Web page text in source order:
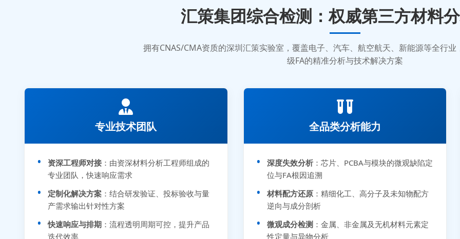
汇策集团综合检测：权威第三方材料
拥有CNAS/CMA资质的深圳汇策实验室，覆盖电子、汽车、航空航天、新能源等全行
级FA的精准分析与技术解决方案
专业技术团队
资深工程师对接 ：由资深材料分析工程师组成的
专业团队，快速响应需求
定制化解决方案 ：结合研发验证、投标验收与量
产需求输出针对性方案
快速响应与排期 ：流程透明周期可控，提升产品
迭代效率
全品类分析能力
深度失效分析：芯片、PCBA与模块的微观缺陷定
位与FA根因追溯
材料配方还原：精细化工、高分子及未知物配方
逆向与成分剖析
微观成分检测 ：金属、非金属及无机材料元素定
性定量与异物分析